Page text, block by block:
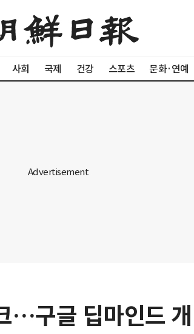
사회 국제 건강 스포츠 문화·연예
…구글 딥마인드